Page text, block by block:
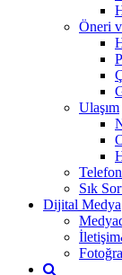
Öneri
Ulaşım
Sık
Dijital Medya